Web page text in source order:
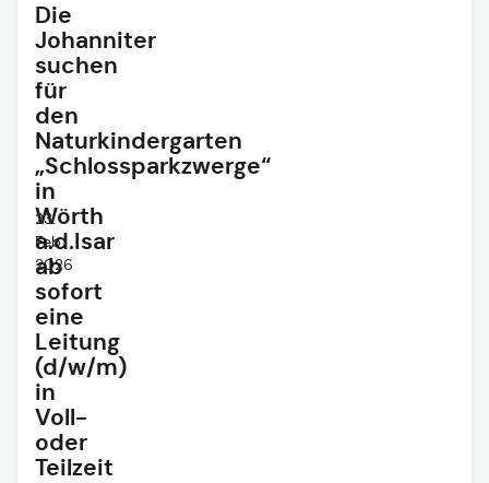
23.
Feb.
2026
Die
Johanniter
suchen
für
den
Naturkindergarten
„Schlossparkzwerge“
in
Wörth
a.d.Isar
ab
sofort
eine
Leitung
(d/w/m)
in
Voll-
oder
Teilzeit